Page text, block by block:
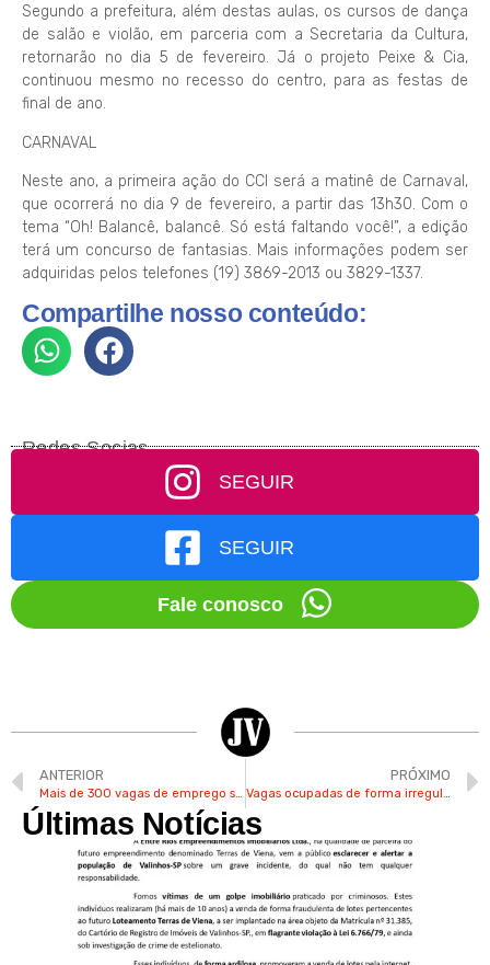
Segundo a prefeitura, além destas aulas, os cursos de dança
de salão e violão, em parceria com a Secretaria da Cultura,
retornarão no dia 5 de fevereiro. Já o projeto Peixe & Cia,
continuou mesmo no recesso do centro, para as festas de
final de ano.
CARNAVAL
Neste ano, a primeira ação do CCI será a matinê de Carnaval,
que ocorrerá no dia 9 de fevereiro, a partir das 13h30. Com o
tema “Oh! Balancê, balancê. Só está faltando você!”, a edição
terá um concurso de fantasias. Mais informações podem ser
adquiridas pelos telefones (19) 3869-2013 ou 3829-1337.
Compartilhe nosso conteúdo:
Redes Socias
SEGUIR
SEGUIR
Fale conosco
ANTERIOR PRÓXIMO
Últimas Notícias